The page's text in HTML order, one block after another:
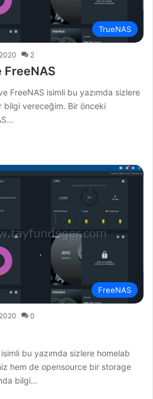
TrueNAS
2
FreeNAS
FreeNAS isimli bu yazımda sizlere
bilgi vereceğim. Bir önceki
FreeNAS
0
bu yazımda sizlere homelab
hem de opensource bir storage
bilgi…